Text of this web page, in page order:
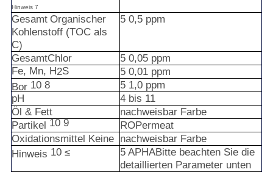
Hinweis 7
Gesamt Organischer
Kohlenstoff (TOC als
C)
5 0,5 ppm
GesamtChlor 5 0,05 ppm
Fe, Mn, H2S 5 0,01 ppm
Bor 10 8 5 1,0 ppm
pH
4 bis 11
Öl & Fett nachweisbar Farbe
Partikel 10 9 ROPermeat
Oxidationsmittel
Keine nachweisbar Farbe
Hinweis 10 ≤ 5 APHABitte beachten Sie die
detaillierten Parameter unten